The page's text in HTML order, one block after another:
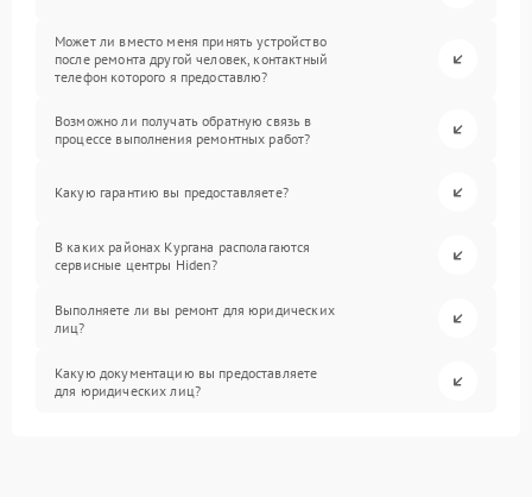
Может ли вместо меня принять устройство
после ремонта другой человек, контактный
телефон которого я предоставлю?
Возможно ли получать обратную связь в
процессе выполнения ремонтных работ?
Какую гарантию вы предоставляете?
В каких районах Кургана располагаются
сервисные центры Hiden?
Выполняете ли вы ремонт для юридических
лиц?
Какую документацию вы предоставляете
для юридических лиц?